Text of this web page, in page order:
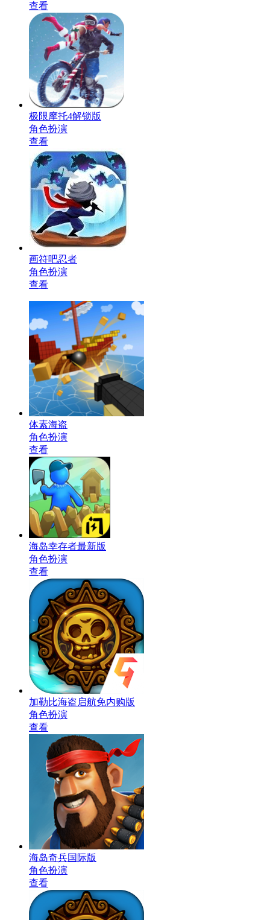
查看
极限摩托4解锁版
角色扮演
查看
画符吧忍者
角色扮演
查看
体素海盗
角色扮演
查看
海岛幸存者最新版
角色扮演
查看
加勒比海盗启航免内购版
角色扮演
查看
海岛奇兵国际版
角色扮演
查看